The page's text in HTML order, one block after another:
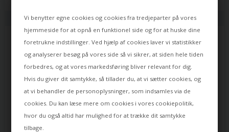
Vi benytter egne cookies og cookies fra tredjeparter på vores
hjemmeside for at opnå en funktionel side og for at huske dine
foretrukne indstillinger. Ved hjælp af cookies laver vi statistikker
og analyserer besøg på vores side så vi sikrer, at siden hele tiden
forbedres, og at vores markedsføring bliver relevant for dig.
Hvis du giver dit samtykke, så tillader du, at vi sætter cookies, og
at vi behandler de personoplysninger, som indsamles via de
cookies. Du kan læse mere om cookies i vores cookiepolitik,
hvor du også altid har mulighed for at trække dit samtykke
tilbage.